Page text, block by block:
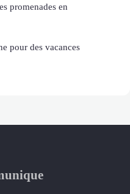
promenades en
pour des vacances